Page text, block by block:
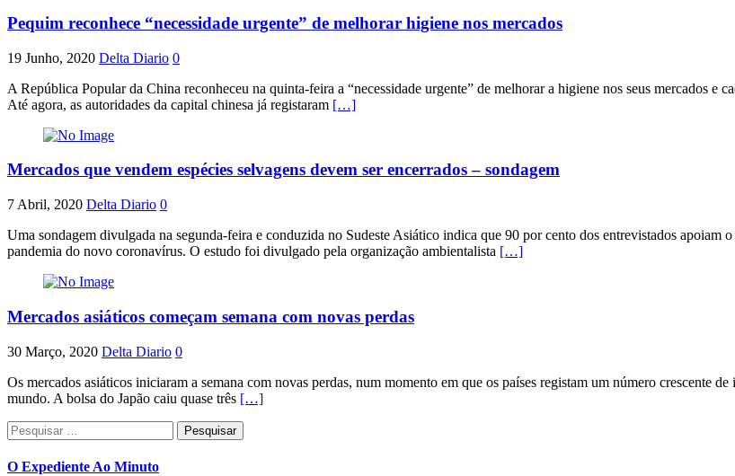
Pequim reconhece “necessidade urgente” de melhorar higiene nos mercados
19 Junho, 2020 Delta Diario 0
A República Popular da China reconheceu na quinta-feira a “necessidade urgente” de melhorar a higiene nos seus mercados
Até agora, as autoridades da capital chinesa já registaram […]
Mercados que vendem espécies selvagens devem ser encerrados – sondagem
7 Abril, 2020 Delta Diario 0
Uma sondagem divulgada na segunda-feira e conduzida no Sudeste Asiático indica que 90 por cento dos entrevistados apoiam
pandemia do novo coronavírus. O estudo foi divulgado pela organização ambientalista […]
Mercados asiáticos começam semana com novas perdas
30 Março, 2020 Delta Diario 0
Os mercados asiáticos iniciaram a semana com novas perdas, num momento em que os países registam um número crescente
mundo. A bolsa do Japão caiu quase três […]
Pesquisar
por:
O Expediente Ao Minuto